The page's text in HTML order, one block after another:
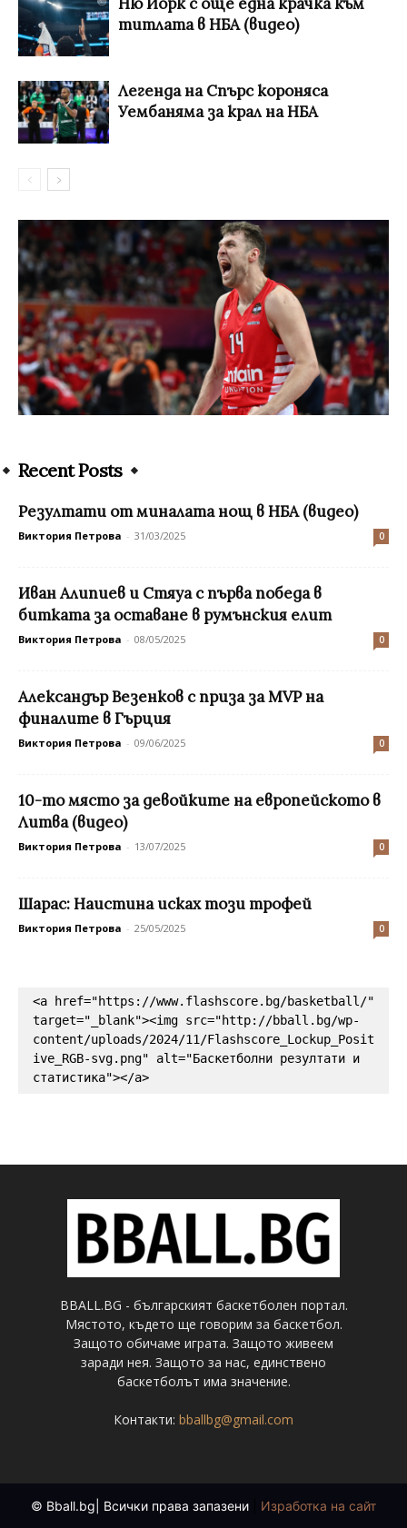
титлата в НБА (видео)
Легенда на Спърс короняса
Уембаняма за крал на НБА
Recent Posts
Резултати от миналата нощ в НБА (видео)
Виктория Петрова - 31/03/2025 0
Иван Алипиев и Стяуа с първа победа в
битката за оставане в румънския елит
Виктория Петрова - 08/05/2025 0
Александър Везенков с приза за MVP на
финалите в Гърция
Виктория Петрова - 09/06/2025 0
10-то място за девойките на европейското в
Литва (видео)
Виктория Петрова - 13/07/2025 0
Шарас: Наистина исках този трофей
Виктория Петрова - 25/05/2025 0
<a href="https://www.flashscore.bg/basketball/"
target="_blank"><img src="http://bball.bg/wp-
content/uploads/2024/11/Flashscore_Lockup_Posit
ive_RGB-svg.png" alt="Баскетболни резултати и
статистика"></a>
BBALL.BG - българският баскетболен портал.
Мястото, където ще говорим за баскетбол.
Защото обичаме играта. Защото живеем
заради нея. Защото за нас, единствено
баскетболът има значение.
Контакти: bballbg@gmail.com
© Bball.bg| Всички права запазени Изработка на сайт